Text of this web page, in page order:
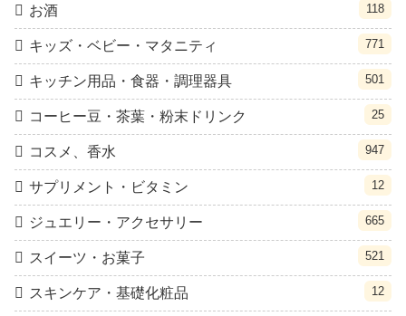
お酒 118
キッズ・ベビー・マタニティ 771
キッチン用品・食器・調理器具 501
コーヒー豆・茶葉・粉末ドリンク 25
コスメ、香水 947
サプリメント・ビタミン 12
ジュエリー・アクセサリー 665
スイーツ・お菓子 521
スキンケア・基礎化粧品 12